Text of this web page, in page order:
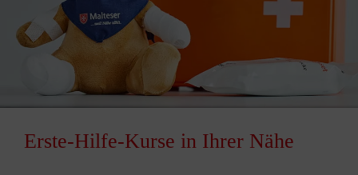
Erste-Hilfe-Kurse in Ihrer Nähe